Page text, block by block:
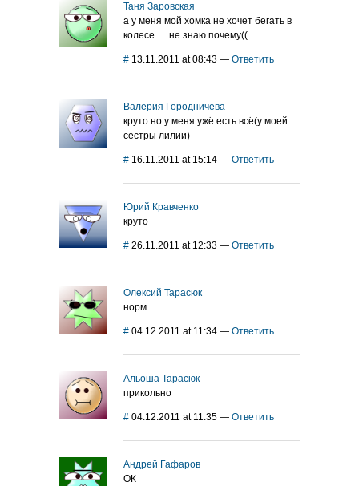
Таня Заровская
а у меня мой хомка не хочет бегать в
колесе…..не знаю почему((
# 13.11.2011 at 08:43 — Ответить
Валерия Городничева
круто но у меня ужё есть всё(у моей
сестры лилии)
# 16.11.2011 at 15:14 — Ответить
Юрий Кравченко
круто
# 26.11.2011 at 12:33 — Ответить
Олексий Тарасюк
норм
# 04.12.2011 at 11:34 — Ответить
Альоша Тарасюк
прикольно
# 04.12.2011 at 11:35 — Ответить
Андрей Гафаров
ОК